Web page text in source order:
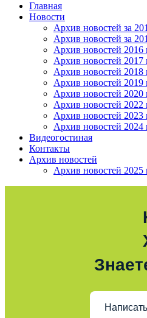
Главная
Новости
Архив новостей за
Архив новостей за
Архив новостей 2016
Архив новостей 2017
Архив новостей 2018
Архив новостей 2019
Архив новостей 2020
Архив новостей 2022
Архив новостей 2023
Архив новостей 2024
Видеогостиная
Контакты
Архив новостей
Архив новостей 2025